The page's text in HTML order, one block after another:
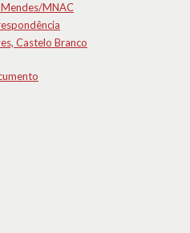
MNAC
Castelo Branco